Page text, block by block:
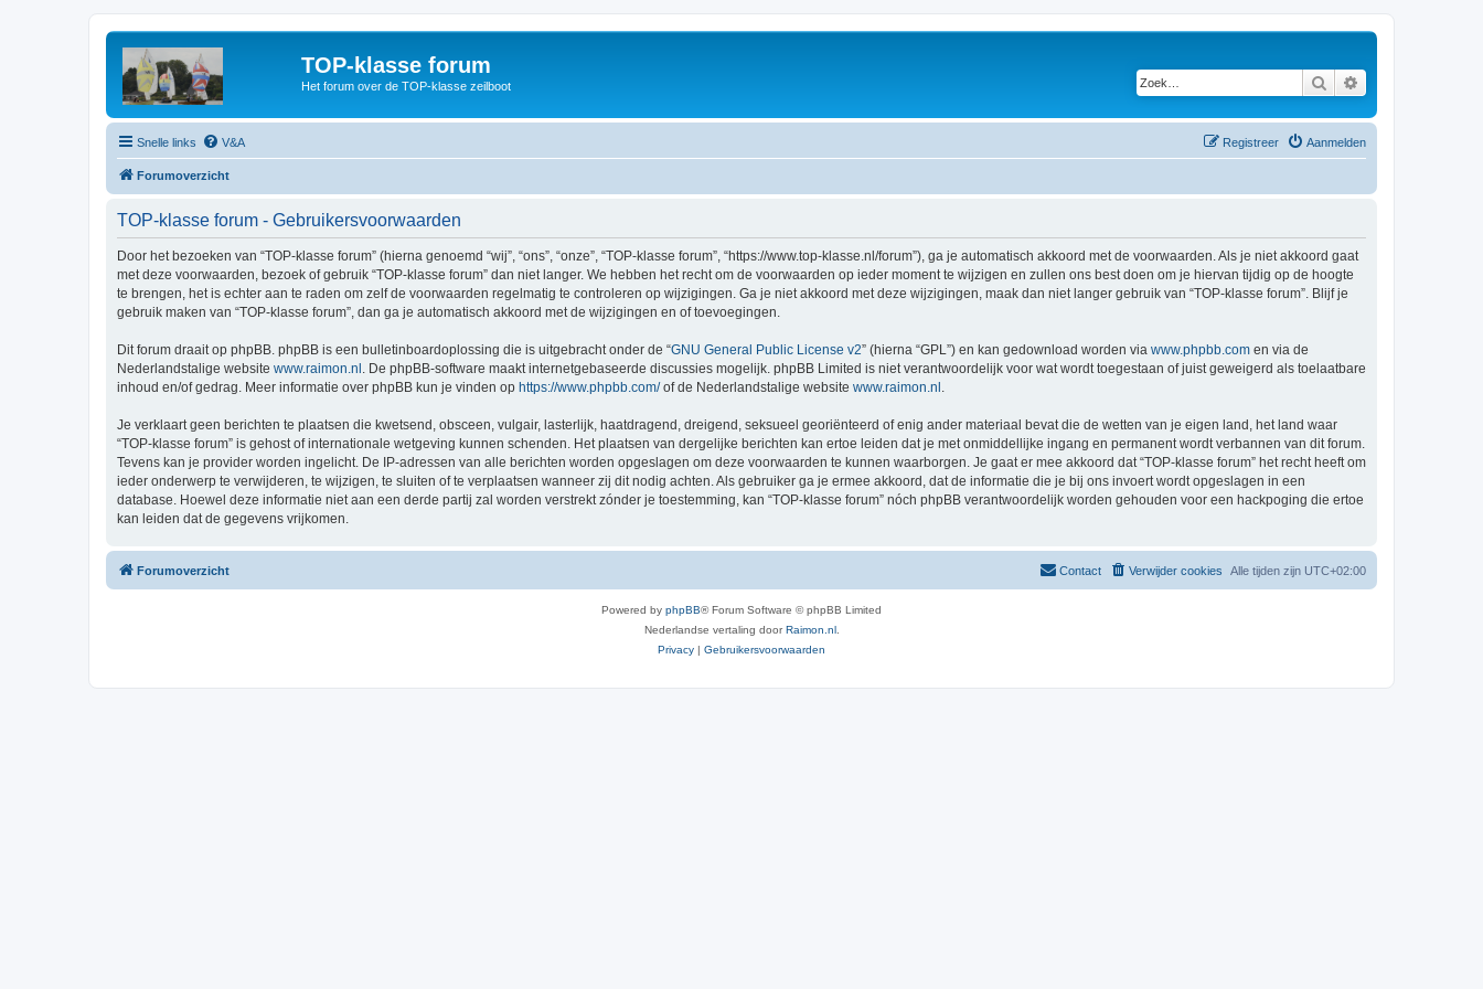
TOP-klasse forum
Het forum over de TOP-klasse zeilboot Zoek
Snelle links V&A Aanmelden
Registreer
Forumoverzicht
TOP-klasse forum - Gebruikersvoorwaarden
Door het bezoeken van “TOP-klasse forum” (hierna genoemd “wij”, “ons”, “onze”, “TOP-klasse forum”, “https://www.top-klasse.nl/forum”), ga je automatisch akkoord met de voorwaarden. Als je niet akkoord gaat
met deze voorwaarden, bezoek of gebruik “TOP-klasse forum” dan niet langer. We hebben het recht om de voorwaarden op ieder moment te wijzigen en zullen ons best doen om je hiervan tijdig op de hoogte
te brengen, het is echter aan te raden om zelf de voorwaarden regelmatig te controleren op wijzigingen. Ga je niet akkoord met deze wijzigingen, maak dan niet langer gebruik van “TOP-klasse forum”. Blijf je
gebruik maken van “TOP-klasse forum”, dan ga je automatisch akkoord met de wijzigingen en of toevoegingen.
Dit forum draait op phpBB. phpBB is een bulletinboardoplossing die is uitgebracht onder de “GNU General Public License v2” (hierna “GPL”) en kan gedownload worden via www.phpbb.com en via de
Nederlandstalige website www.raimon.nl . De phpBB-software maakt internetgebaseerde discussies mogelijk. phpBB Limited is niet verantwoordelijk voor wat wordt toegestaan of juist geweigerd als toelaatbare
inhoud en/of gedrag. Meer informatie over phpBB kun je vinden op https://www.phpbb.com/of de Nederlandstalige website www.raimon.nl
Je verklaart geen berichten te plaatsen die kwetsend, obsceen, vulgair, lasterlijk, haatdragend, dreigend, seksueel georiënteerd of enig ander materiaal bevat die de wetten van je eigen land, het land waar
“TOP-klasse forum” is gehost of internationale wetgeving kunnen schenden. Het plaatsen van dergelijke berichten kan ertoe leiden dat je met onmiddellijke ingang en permanent wordt verbannen van dit forum.
Tevens kan je provider worden ingelicht. De IP-adressen van alle berichten worden opgeslagen om deze voorwaarden te kunnen waarborgen. Je gaat er mee akkoord dat “TOP-klasse forum” het recht heeft om
ieder onderwerp te verwijderen, te wijzigen, te sluiten of te verplaatsen wanneer zij dit nodig achten. Als gebruiker ga je ermee akkoord, dat de informatie die je bij ons invoert wordt opgeslagen in een
database. Hoewel deze informatie niet aan een derde partij zal worden verstrekt zónder je toestemming, kan “TOP-klasse forum” nóch phpBB verantwoordelijk worden gehouden voor een hackpoging die ertoe
kan leiden dat de gegevens vrijkomen.
Forumoverzicht Alle tijden zijn UTC+02:00
Verwijder cookies
Contact
Powered by phpBB® Forum Software © phpBB Limited
Nederlandse vertaling doorRaimon.nl.
Privacy | Gebruikersvoorwaarden